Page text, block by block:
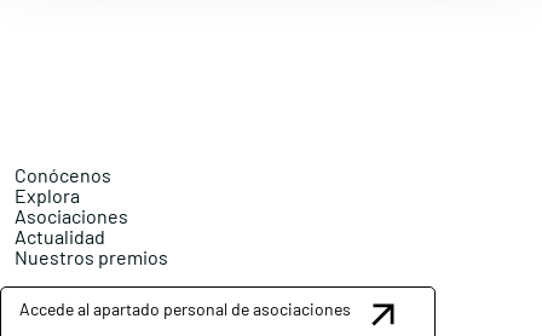
Conócenos
Explora
Asociaciones
Actualidad
Nuestros premios
Accede al apartado personal de asociaciones